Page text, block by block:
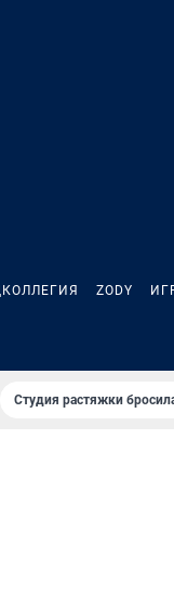
ZODY
Студия растяжки